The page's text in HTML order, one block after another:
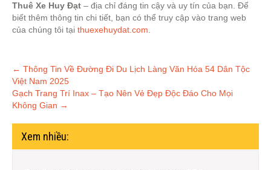
Thuê Xe Huy Đạt – địa chỉ đáng tin cậy và uy tín của bạn. Để
biết thêm thông tin chi tiết, bạn có thể truy cập vào trang web
của chúng tôi tại thuexehuydat.com
Post
navigation
← Thông Tin Về Đường Đi Du Lịch Làng Văn Hóa 54 Dân Tộc
Việt Nam 2025
Gạch Trang Trí Inax – Tạo Nên Vẻ Đẹp Độc Đáo Cho Mọi
Không Gian →
Xem nhiều: